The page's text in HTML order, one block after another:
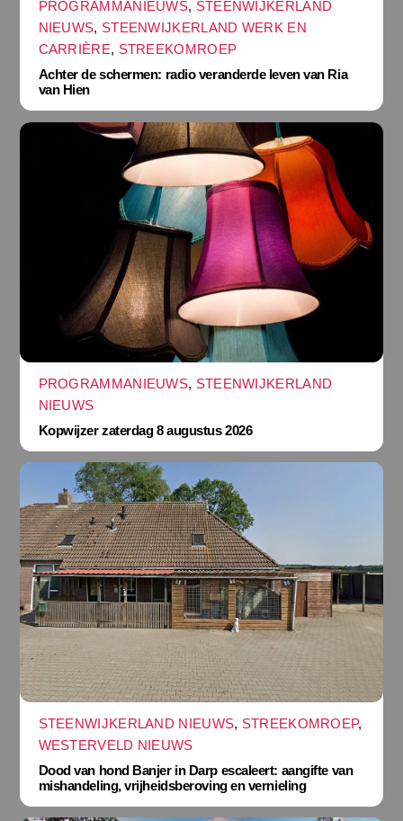
PROGRAMMANIEUWS, STEENWIJKERLAND
NIEUWS, STEENWIJKERLAND WERK EN
CARRIÈRE, STREEKOMROEP
Achter de schermen: radio veranderde leven van Ria
van Hien
PROGRAMMANIEUWS, STEENWIJKERLAND
NIEUWS
Kopwijzer zaterdag 8 augustus 2026
STEENWIJKERLAND NIEUWS, STREEKOMROEP,
WESTERVELD NIEUWS
Dood van hond Banjer in Darp escaleert: aangifte van
mishandeling, vrijheidsberoving en vernieling